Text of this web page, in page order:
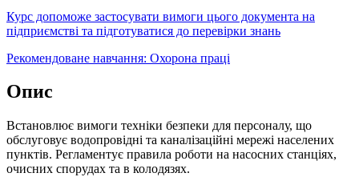
Курс допоможе застосувати вимоги цього документа на
підприємстві та підготуватися до перевірки знань
Рекомендоване навчання: Охорона праці
Опис
Встановлює вимоги техніки безпеки для персоналу, що
обслуговує водопровідні та каналізаційні мережі населених
пунктів. Регламентує правила роботи на насосних станціях,
очисних спорудах та в колодязях.